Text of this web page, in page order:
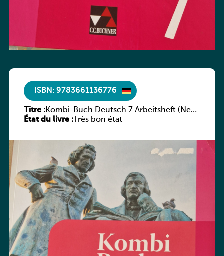
ISBN: 9783661136776
Titre :Kombi-Buch Deutsch 7 Arbeitsheft (Neue
Ausgabe Luxemburg)
État du livre :Très bon état